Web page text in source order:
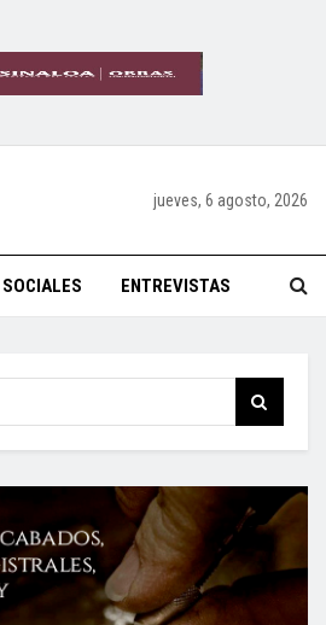
jueves, 6 agosto, 2026
SOCIALES ENTREVISTAS